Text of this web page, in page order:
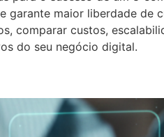
garante maior liberdade de
comparar custos,
do seu negócio digital.